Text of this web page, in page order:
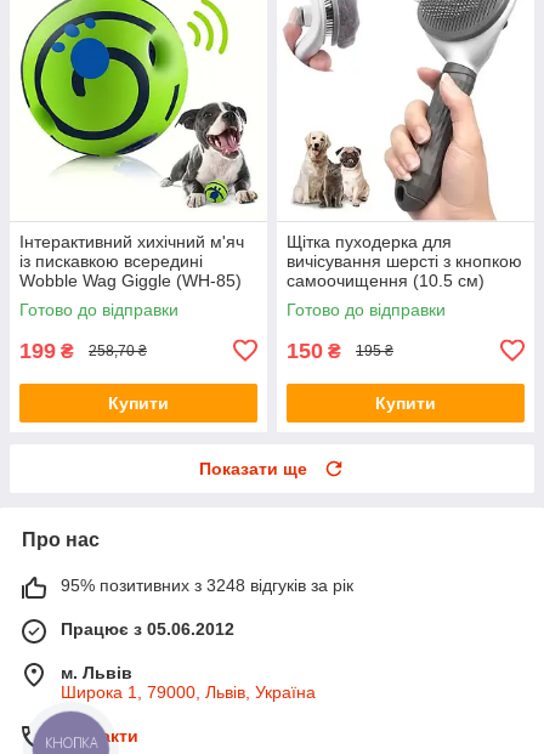
Інтерактивний хихічний м'яч
із пискавкою всередині
Wobble Wag Giggle (WH-85)
Green
Готово до відправки
199 ₴ 258,70 ₴
Купити
Щітка пуходерка для
вичісування шерсті з кнопкою
самоочищення (10.5 см)
Grey
Готово до відправки
150 ₴ 195 ₴
Купити
Показати ще
Про нас
95% позитивних з 3248 відгуків за рік
Працює з 05.06.2012
м. Львів
Широка 1, 79000, Львів, Україна
Контакти
КНОПКА